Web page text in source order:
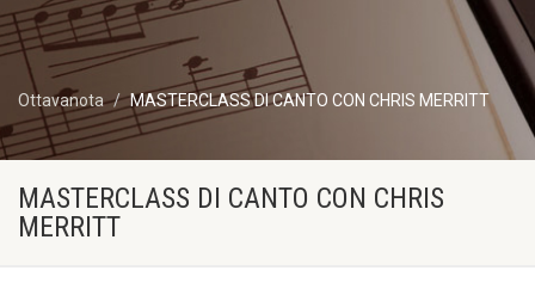
Ottavanota MASTERCLASS DI CANTO CON CHRIS MERRITT
MASTERCLASS DI CANTO CON CHRIS
MERRITT